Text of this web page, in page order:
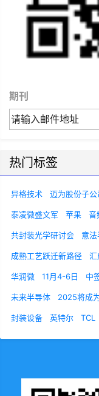
期刊
热门标签
异格技术 迈为股份子公
泰凌微盛文军 苹果 音
共封装光学研讨会 意
成熟工艺跃迁新路径 汇
华润微 11月4-6日 中
未来半导体 2025将成
封装设备 英特尔 TCL